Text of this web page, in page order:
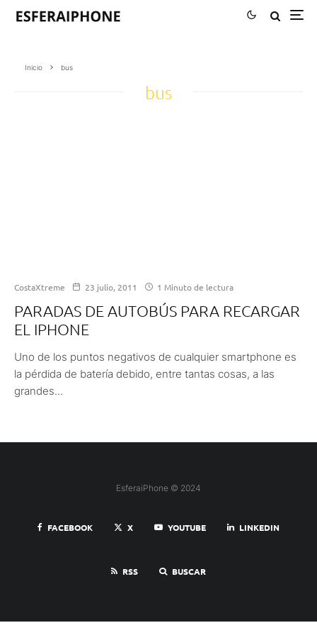
Inicio bus
bus
CostaXtreme 23 julio, 2011 1 Minuto de lectura
PARADAS DE AUTOBÚS PARA RECARGAR
EL IPHONE
Uno de los puntos negativos de cualquier smartphone es
la pérdida de batería debido, entre tantas cosas, a las
grandes...
EsferaiPhone © 2024
FACEBOOK X YOUTUBE LINKEDIN
RSS BUSCAR